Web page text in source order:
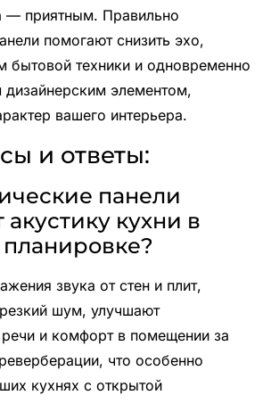
— приятным. Правильно
помогают снизить эхо,
бытовой техники и одновременно
дизайнерским элементом,
вашего интерьера.
и ответы:
панели
кухни в
звука от стен и плит,
шум, улучшают
речи и комфорт в помещении за
что особенно
кухнях с открытой